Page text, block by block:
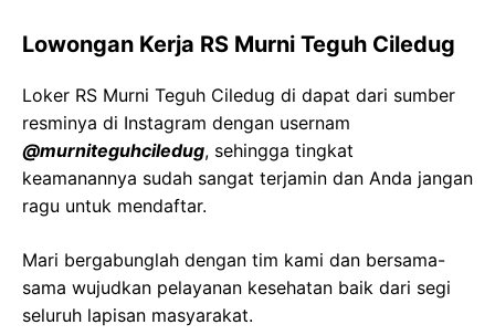
Lowongan Kerja RS Murni Teguh Ciledug
Loker RS Murni Teguh Ciledug di dapat dari sumber
resminya di Instagram dengan usernam
@murniteguhciledug, sehingga tingkat
keamanannya sudah sangat terjamin dan Anda jangan
ragu untuk mendaftar.
Mari bergabunglah dengan tim kami dan bersama-
sama wujudkan pelayanan kesehatan baik dari segi
seluruh lapisan masyarakat.